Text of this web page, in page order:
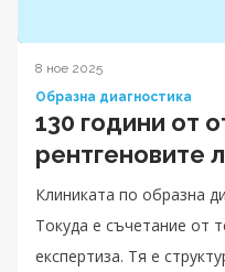
8 ное 2025
Образна диагностика
130 години от
рентгеновите
Клиниката по образна
Токуда е съчетание от
експертиза. Тя е